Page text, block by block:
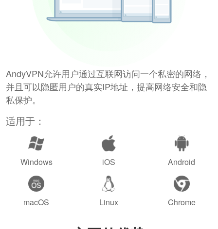
AndyVPN允许用户通过互联网访问一个私密的网络，
并且可以隐匿用户的真实IP地址，提高网络安全和隐
私保护。
适用于：
Windows iOS Android
macOS Linux Chrome